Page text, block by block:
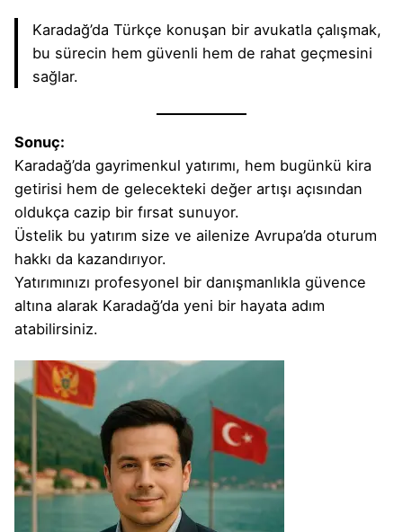
Karadağ’daTürkçe konuşan bir avukatlaçalışmak,
bu sürecin hem güvenli hem de rahat geçmesini
sağlar.
Sonuç:
Karadağ’da gayrimenkul yatırımı, hem bugünkü kira
getirisi hem de gelecekteki değer artışı açısından
oldukça cazip bir fırsat sunuyor.
Üstelik bu yatırım size ve ailenize Avrupa’da oturum
hakkı da kazandırıyor.
Yatırımınızı profesyonel bir danışmanlıkla güvence
altına alarak Karadağ’da yeni bir hayata adım
atabilirsiniz.